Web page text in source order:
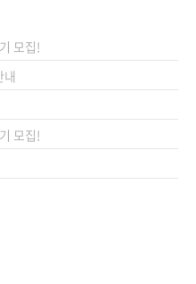
모바
임
..
모집!
내
모집!